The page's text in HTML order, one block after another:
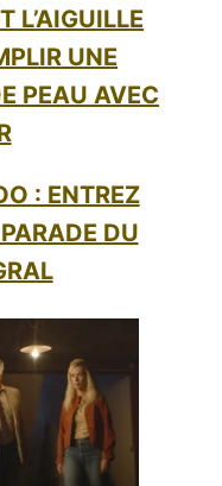
: ENTREZ
DU